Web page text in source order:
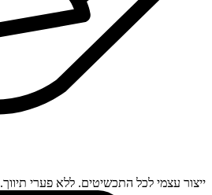
ייצור עצמי לכל התכשיטים. ללא פערי תיווך.